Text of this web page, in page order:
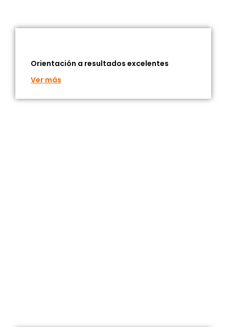
Orientación a resultados excelentes
Ver más